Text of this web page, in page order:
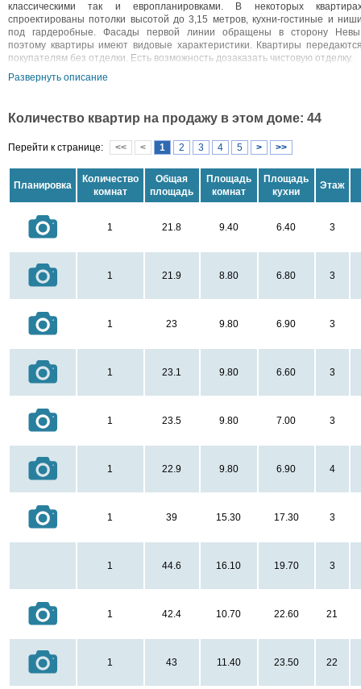
классическими так и европланировками. В некоторых
спроектированы потолки высотой до 3,15 метров, кухни-гостиные и
под гардеробные. Фасады первой линии обращены в сторону
поэтому квартиры имеют видовые характеристики. Квартиры
покупателям без отделки. Есть возможность дозаказать чистовую отделку.
Жилой комплекс расположен в Невском районе на
первых этажах корпусов предусмотрены коммерческие
зелеными зонами и ландшафтным дизайном. Во дворе
многоуровневые паркинги на 4000 мест. Проектом
собственный выход на благоустроенную набережную.
В районе расположены парки и скверы, работают магазины,
почты и банков, ТРК «Лондон Молл». В 10 минутах транспортом
метро «Улица Дыбенко», выезд на КАД – в семи минутах транспортом.
Развернуть описание
Количество квартир на продажу в этом доме: 44
Перейти к странице: << < 1 2 3 4 5 > >>
Планировка
Количество
комнат
Общая
площадь
Площадь
комнат
Площадь
кухни
Этаж
1 21.8 9.40 6.40 3
1 21.9 8.80 6.80 3
1 23 9.80 6.90 3
1 23.1 9.80 6.60 3
1 23.5 9.80 7.00 3
1 22.9 9.80 6.90 4
1 39 15.30 17.30 3
1 44.6 16.10 19.70 3
1 42.4 10.70 22.60 21
1 43 11.40 23.50 22